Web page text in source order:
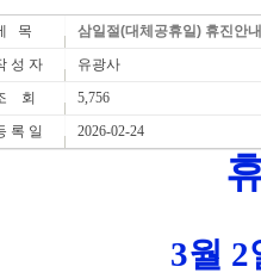
목
삼일절(대체공휴일) 휴진안내
성 자
유광사
회
5,756
록 일
2026-02-24
3월 2